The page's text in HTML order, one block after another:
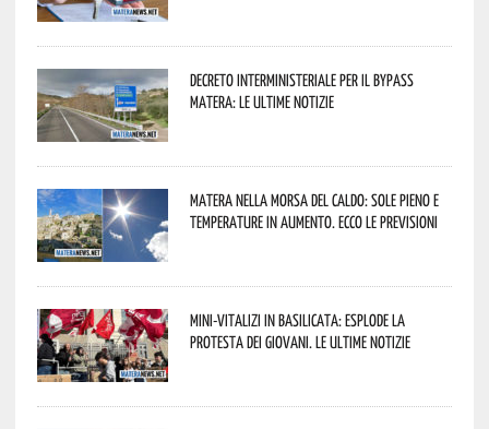
Decreto interministeriale per il Bypass
Matera: le ultime notizie
Matera nella morsa del caldo: sole pieno e
temperature in aumento. Ecco le previsioni
Mini-vitalizi in Basilicata: esplode la
protesta dei giovani. Le ultime notizie